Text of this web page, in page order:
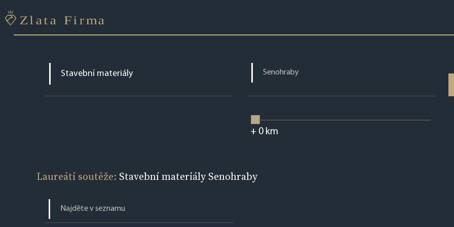
+ 0km
Laureáti soutěže: Stavební materiály Senohraby